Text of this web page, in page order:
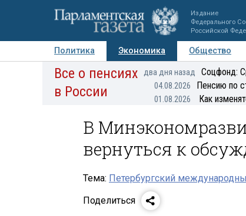
Издание
Федерального
Российской
Политика Экономика Общество
Авторы Персоны Мнения
Все о пенсиях
в России
два дня назад Соцфонд:
04.08.2026 Пенсию по
01.08.2026 Как
В
вернуться к
Тема: Петербургский
Поделиться